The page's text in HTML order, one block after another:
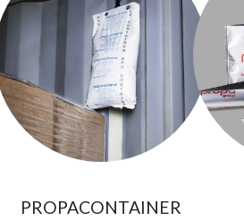
PROPACONTAINER